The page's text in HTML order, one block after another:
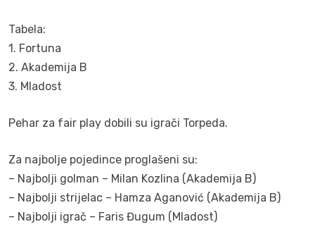
Tabela:
1. Fortuna
2. Akademija B
3. Mladost
Pehar za fair play dobili su igrači Torpeda.
Za najbolje pojedince proglašeni su:
– Najbolji golman – Milan Kozlina (Akademija B)
– Najbolji strijelac – Hamza Aganović (Akademija B)
– Najbolji igrač – Faris Đugum (Mladost)